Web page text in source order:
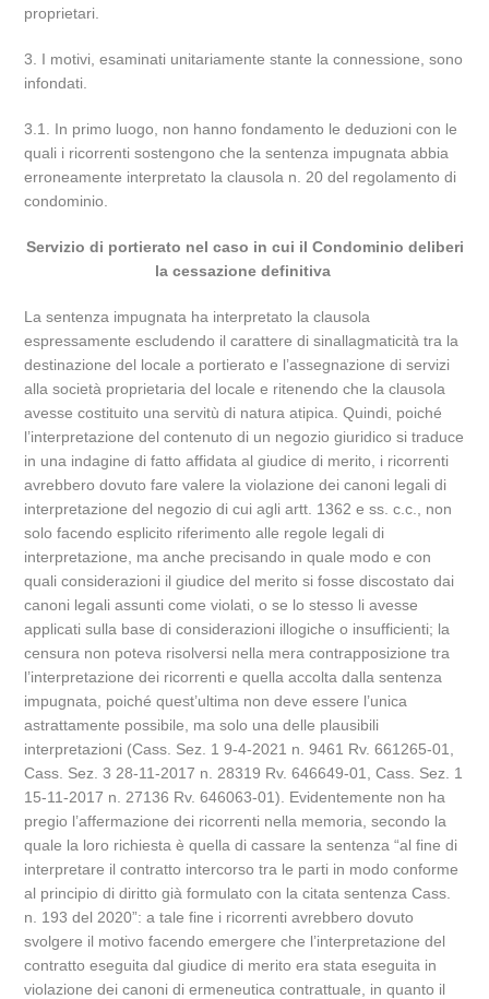
proprietari.
3. I motivi, esaminati unitariamente stante la connessione, sono
infondati.
3.1. In primo luogo, non hanno fondamento le deduzioni con le
quali i ricorrenti sostengono che la sentenza impugnata abbia
erroneamente interpretato la clausola n. 20 del regolamento di
condominio.
Servizio di portierato nel caso in cui il Condominio deliberi
la cessazione definitiva
La sentenza impugnata ha interpretato la clausola
espressamente escludendo il carattere di sinallagmaticità tra la
destinazione del locale a portierato e l’assegnazione di servizi
alla società proprietaria del locale e ritenendo che la clausola
avesse costituito una servitù di natura atipica. Quindi, poiché
l’interpretazione del contenuto di un negozio giuridico si traduce
in una indagine di fatto affidata al giudice di merito, i ricorrenti
avrebbero dovuto fare valere la violazione dei canoni legali di
interpretazione del negozio di cui agli artt. 1362 e ss. c.c., non
solo facendo esplicito riferimento alle regole legali di
interpretazione, ma anche precisando in quale modo e con
quali considerazioni il giudice del merito si fosse discostato dai
canoni legali assunti come violati, o se lo stesso li avesse
applicati sulla base di considerazioni illogiche o insufficienti; la
censura non poteva risolversi nella mera contrapposizione tra
l’interpretazione dei ricorrenti e quella accolta dalla sentenza
impugnata, poiché quest’ultima non deve essere l’unica
astrattamente possibile, ma solo una delle plausibili
interpretazioni (Cass. Sez. 1 9-4-2021 n. 9461 Rv. 661265-01,
Cass. Sez. 3 28-11-2017 n. 28319 Rv. 646649-01, Cass. Sez. 1
15-11-2017 n. 27136 Rv. 646063-01). Evidentemente non ha
pregio l’affermazione dei ricorrenti nella memoria, secondo la
quale la loro richiesta è quella di cassare la sentenza “al fine di
interpretare il contratto intercorso tra le parti in modo conforme
al principio di diritto già formulato con la citata sentenza Cass.
n. 193 del 2020”: a tale fine i ricorrenti avrebbero dovuto
svolgere il motivo facendo emergere che l’interpretazione del
contratto eseguita dal giudice di merito era stata eseguita in
violazione dei canoni di ermeneutica contrattuale, in quanto il